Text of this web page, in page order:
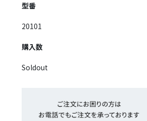
型番
20101
購入数
Soldout